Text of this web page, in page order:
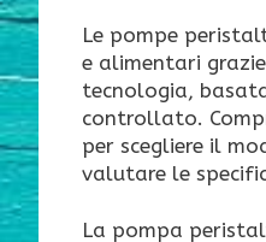
Le pompe
e alimentari
tecnologia,
controllato.
per scegliere il
valutare le
La pompa